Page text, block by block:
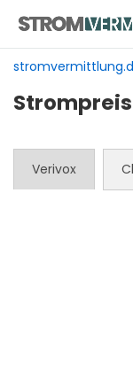
Inhalt
springen
Verivox